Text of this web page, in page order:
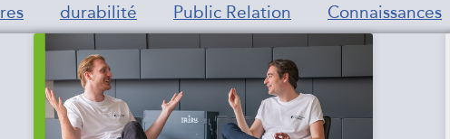
durabilité Public Relation Connaissances